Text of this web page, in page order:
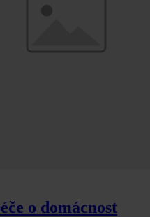
o domácnost